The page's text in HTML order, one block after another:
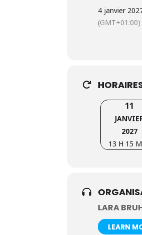
4 janvier
(GMT+01:00)
11
2027
13 H 15
LARA
LEARN